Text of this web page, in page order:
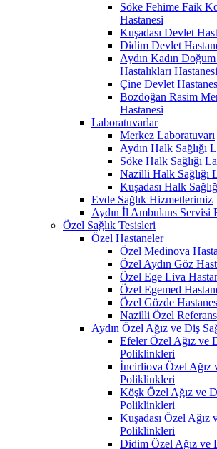
Söke Fehime Faik
Hastanesi
Kuşadası Devlet
Didim Devlet
Aydın Kadın
Hastalıkları Hastanesi
Çine Devlet
Bozdoğan Rasim
Hastanesi
Laboratuvarlar
Merkez Laboratuvarı
Aydın Halk Sağlığı
Söke Halk Sağlığı
Nazilli Halk Sağlığı
Kuşadası Halk
Evde Sağlık Hizmetlerimiz
Aydın İl Ambulans Servisi
Özel Sağlık Tesisleri
Özel Hastaneler
Özel Medinova
Özel Aydın Göz
Özel Ege Liva
Özel Egemed
Özel Gözde
Nazilli Özel
Aydın Özel Ağız ve Diş
Efeler Özel Ağız ve
Poliklinkleri
İncirliova Özel Ağız
Poliklinkleri
Köşk Özel Ağız ve
Poliklinkleri
Kuşadası Özel Ağız
Poliklinkleri
Didim Özel Ağız ve